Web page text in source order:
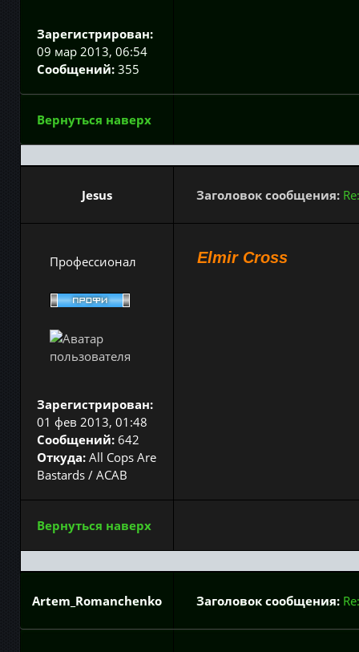
Зарегистрирован:
09 мар 2013, 06:54
Сообщений: 355
Вернуться наверх
Jesus Заголовок сообщения:
Профессионал
Зарегистрирован:
01 фев 2013, 01:48
Сообщений: 642
Откуда: All Cops Are
Bastards / ACAB
Elmir Cross
Вернуться наверх
Artem_Romanchenko Заголовок сообщения: